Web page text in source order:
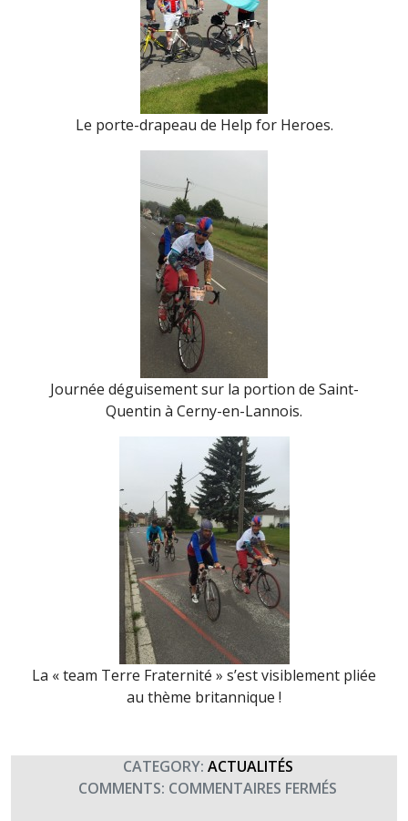
Le porte-drapeau de Help for Heroes.
Journée déguisement sur la portion de Saint-
Quentin à Cerny-en-Lannois.
La « team Terre Fraternité » s’est visiblement pliée
au thème britannique !
CATEGORY: ACTUALITÉS
COMMENTS: COMMENTAIRES FERMÉS